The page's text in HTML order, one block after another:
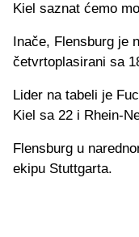
Kiel saznat ćemo
Inače, Flensburg je
četvrtoplasirani sa
Lider na tabeli je
Kiel sa 22 i Rhein-
Flensburg u
ekipu Stuttgarta.